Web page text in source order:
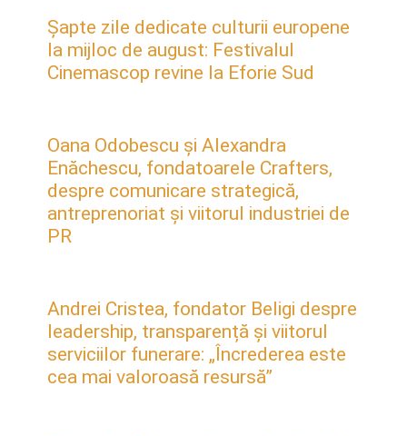
Șapte zile dedicate culturii europene
la mijloc de august: Festivalul
Cinemascop revine la Eforie Sud
Oana Odobescu și Alexandra
Enăchescu, fondatoarele Crafters,
despre comunicare strategică,
antreprenoriat și viitorul industriei de
PR
Andrei Cristea, fondator Beligi despre
leadership, transparență și viitorul
serviciilor funerare: „Încrederea este
cea mai valoroasă resursă”